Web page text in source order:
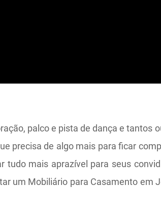
palco e pista de dança e tantos
precisa de algo mais para ficar
tudo mais aprazível para seus
um Mobiliário para Casamento em